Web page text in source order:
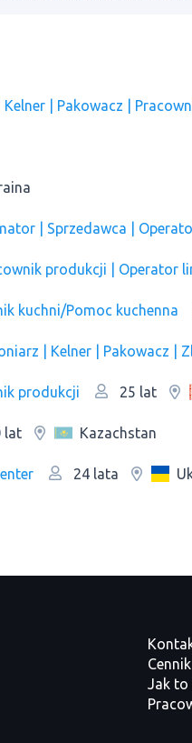
produkcji | Оperator
kuchni/Pomoc kuchenna
produkcji 25 lat
lat Kazachstan
24 lata
Cennik
Jak to